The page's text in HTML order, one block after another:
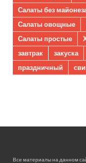
Салаты без
Салаты овощные
Салаты простые
завтрак
закуска
праздничный
Все материалы на данном